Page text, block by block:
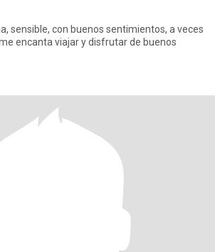
sensible, con buenos sentimientos, a veces
encanta viajar y disfrutar de buenos